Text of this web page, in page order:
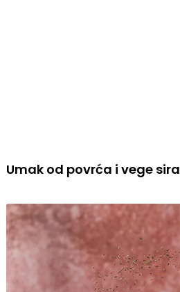
Umak od povrća i vege sira